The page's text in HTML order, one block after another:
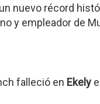
nuevo récord
y empleador de
falleció en Ekely